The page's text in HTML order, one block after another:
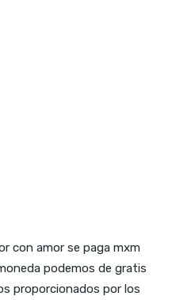
con amor se paga mxm
podemos de gratis
proporcionados por los